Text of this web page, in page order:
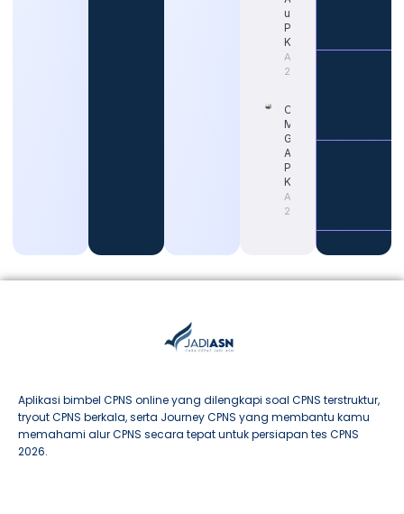
untuk
Persiapan
Karier
August 4,
2026
Cara
Memahami
Gaji Guru
ASN untuk
Persiapan
Karier
August 4,
2026
Aplikasi bimbel CPNS online yang dilengkapi soal CPNS terstruktur,
tryout CPNS berkala, serta Journey CPNS yang membantu kamu
memahami alur CPNS secara tepat untuk persiapan tes CPNS
2026.